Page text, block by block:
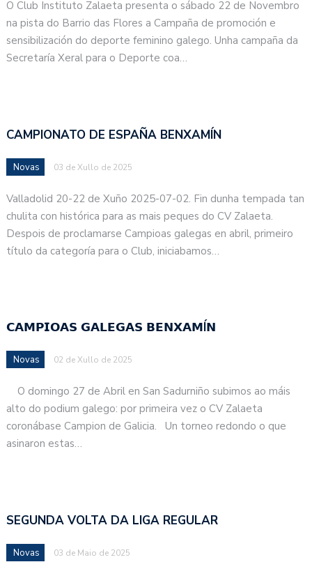
O Club Instituto Zalaeta presenta o sábado 22 de Novembro
na pista do Barrio das Flores a Campaña de promoción e
sensibilización do deporte feminino galego. Unha campaña da
Secretaría Xeral para o Deporte coa…
CAMPIONATO DE ESPAÑA BENXAMÍN
Novas 03 de Xullo de 2025
Valladolid 20-22 de Xuño 2025-07-02. Fin dunha tempada tan
chulita con histórica para as mais peques do CV Zalaeta.
Despois de proclamarse Campioas galegas en abril, primeiro
título da categoría para o Club, iniciabamos…
𝗖𝗔𝗠𝗣𝗜𝗢𝗔𝗦 𝗚𝗔𝗟𝗘𝗚𝗔𝗦 𝗕𝗘𝗡𝗫𝗔𝗠Í𝗡
Novas 02 de Xullo de 2025
O domingo 27 de Abril en San Sadurniño subimos ao máis
alto do podium galego: por primeira vez o CV Zalaeta
coronábase Campion de Galicia. Un torneo redondo o que
asinaron estas…
SEGUNDA VOLTA DA LIGA REGULAR
Novas 03 de Maio de 2025